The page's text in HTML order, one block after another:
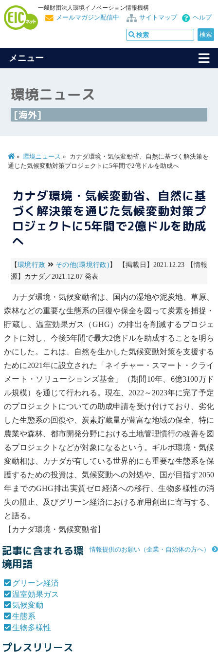
一般財団法人環境イノベーション情報機構
ヘルプ
サイトマップ
メールマガジン配信中
メニュー
環境ニュース
[海外]
環境ニュース
カナダ環境・気候変動省、自然に基づく解決策を
通じた気候変動対策プロジェクトに5年間で2億ドルを助成へ
カナダ環境・気候変動省、自然に基
づく解決策を通じた気候変動対策プ
ロジェクトに5年間で2億ドルを助成
へ
【環境行政 その他(環境行政) 】 【掲載日】2021.12.23 【情報
源】カナダ／2021.12.07 発表
カナダ環境・ 気候変動省は、国内の湿地や泥炭地、草原、
森林などの重要な生態系の回復や保全を図って炭素を捕捉・
貯蔵し、 温室効果ガス
（GHG）の排出を削減するプロジェ
クトに対し、今後5年間で最大2億ドルを助成することを明ら
かにした。これは、自然を生かした気候変動対策を支援する
ために2021年に設立された「ネイチャー・スマート・クライ
メート・ソリューションズ基金」（期間10年、6億3100万ド
ル規模）を通じて行われる。現在、2022～2023年に完了予定
のプロジェクトについての助成申請を受け付けており、劣化
した生態系の回復や、炭素貯蔵量が豊富な地域の保全、特に
農業や森林、都市開発分野における土地管理慣行の改善を図
るプロジェクトなどが対象になるという。ギルボ環境・ 気候
変動相は、カナダが有している世界的にも重要な生態系を保
護するための投資は、 気候変動への対処や、国が目指す2050
年までのGHG排出実質ゼロ経済への移行、 生物多様性の消
失の阻止、及びグリーン経済における雇用創出に寄与する、
と語る。
【カナダ環境・ 気候変動省】
情報提供のお願い（企業・自治体の方へ）
記事に含まれる環
境用語
グリーン経済
温室効果ガス
気候変動
生態系
生物多様性
プレスリリース